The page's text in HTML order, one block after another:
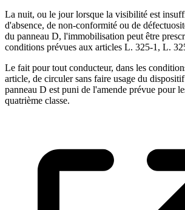
La nuit, ou le jour lorsque la visibilité est
d'absence, de non-conformité ou de
du panneau D, l'immobilisation peut être
conditions prévues aux articles L. 325-1, L.
Le fait pour tout conducteur, dans les
article, de circuler sans faire usage du
panneau D est puni de l'amende prévue pour
quatrième classe.